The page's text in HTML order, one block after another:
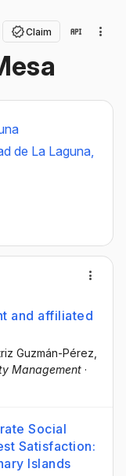
Claim
de La Laguna,
and affiliated
Guzmán-Pérez
Management ·
Social
Satisfaction:
Islands